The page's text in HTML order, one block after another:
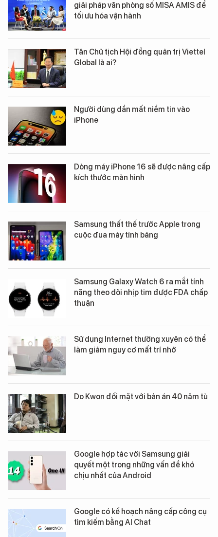
giải pháp văn phòng số MISA AMIS để
tối ưu hóa vận hành
Tân Chủ tịch Hội đồng quản trị Viettel
Global là ai?
Người dùng dần mất niềm tin vào
iPhone
Dòng máy iPhone 16 sẽ được nâng cấp
kích thước màn hình
Samsung thất thế trước Apple trong
cuộc đua máy tính bảng
Samsung Galaxy Watch 6 ra mắt tính
năng theo dõi nhịp tim được FDA chấp
thuận
Sử dụng Internet thường xuyên có thể
làm giảm nguy cơ mất trí nhớ
Do Kwon đối mặt với bản án 40 năm tù
Google hợp tác với Samsung giải
quyết một trong những vấn đề khó
chịu nhất của Android
Google có kế hoạch nâng cấp công cụ
tìm kiếm bằng AI Chat